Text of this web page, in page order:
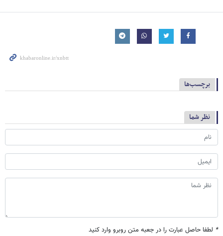
برچسب‌ها
نظر شما
* لطفا حاصل عبارت را در جعبه متن روبرو وارد کنید